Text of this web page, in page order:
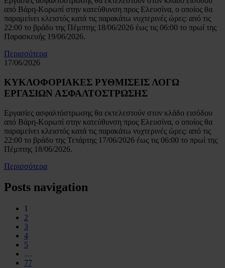
από Βάρη-Κορωπί στην κατεύθυνση προς Ελευσίνα, ο οποίος θα
παραμείνει κλειστός κατά τις παρακάτω νυχτερινές ώρες: από τις
22:00 το βράδυ της Πέμπτης 18/06/2026 έως τις 06:00 το πρωί της
Παρασκευής 19/06/2026.
Περισσότερα
17/06/2026
ΚΥΚΛΟΦΟΡΙΑΚΕΣ ΡΥΘΜΙΣΕΙΣ ΛΟΓΩ
ΕΡΓΑΣΙΩΝ ΑΣΦΑΛΤΟΣΤΡΩΣΗΣ
Εργασίες ασφαλτόστρωσης θα εκτελεστούν στον κλάδο εισόδου
από Βάρη-Κορωπί στην κατεύθυνση προς Ελευσίνα, ο οποίος θα
παραμείνει κλειστός κατά τις παρακάτω νυχτερινές ώρες: από τις
22:00 το βράδυ της Τετάρτης 17/06/2026 έως τις 06:00 το πρωί της
Πέμπτης 18/06/2026.
Περισσότερα
Posts navigation
1
2
3
4
5
…
77